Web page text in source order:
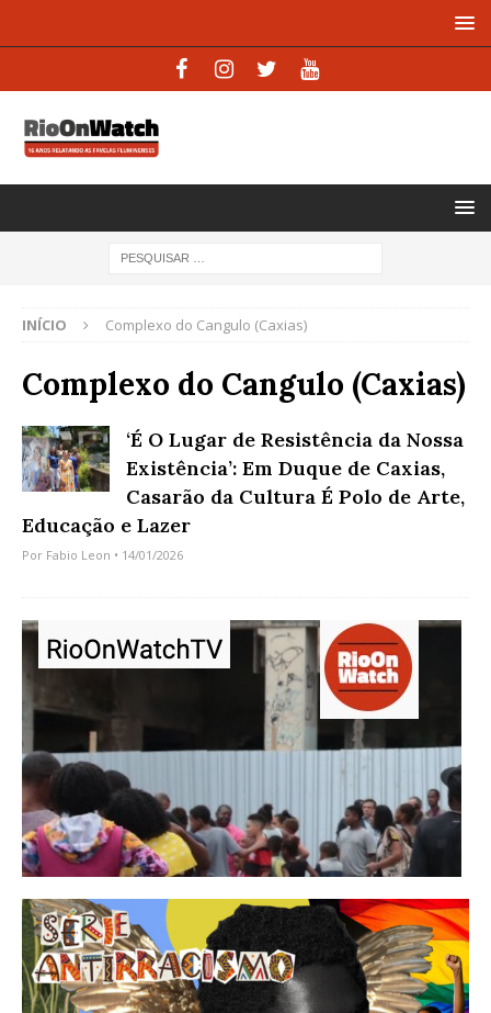
INÍCIO Complexo do Cangulo (Caxias)
Complexo do Cangulo (Caxias)
‘É O Lugar de Resistência da Nossa
Existência’: Em Duque de Caxias,
Casarão da Cultura É Polo de Arte,
Educação e Lazer
Por Fabio Leon • 14/01/2026